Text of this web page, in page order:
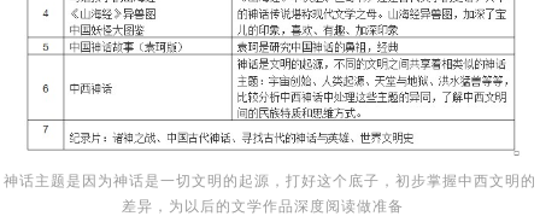
神话主题是因为神话是一切文明的起源，打好这个底子，初步掌握中西文明的
差异，为以后的文学作品深度阅读做准备